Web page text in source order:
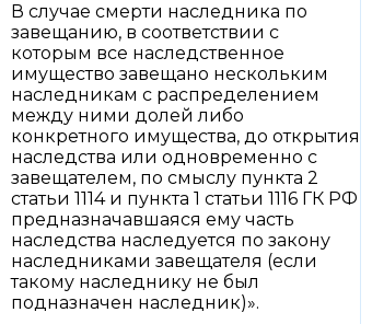
В случае смерти наследника по
завещанию, в соответствии с
которым все наследственное
имущество завещано нескольким
наследникам с распределением
между ними долей либо
конкретного имущества, до открытия
наследства или одновременно с
завещателем, по смыслу пункта 2
статьи 1114 и пункта 1 статьи 1116 ГК РФ
предназначавшаяся ему часть
наследства наследуется по закону
наследниками завещателя (если
такому наследнику не был
подназначен наследник)».